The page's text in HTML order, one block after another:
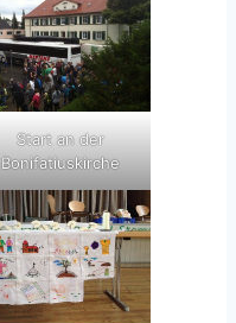
Start an der
Bonifatiuskirche